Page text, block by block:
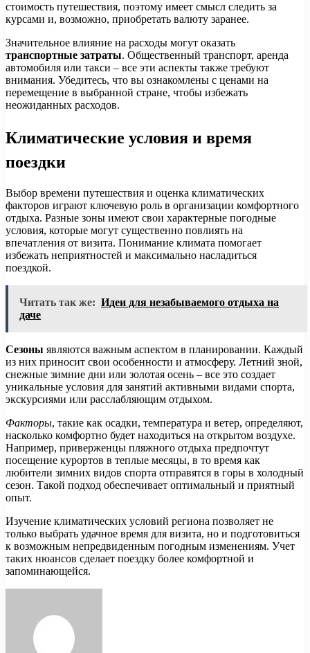
стоимость путешествия, поэтому имеет смысл следить за
курсами и, возможно, приобретать валюту заранее.
Значительное влияние на расходы могут оказать
транспортные затраты. Общественный транспорт, аренда
автомобиля или такси – все эти аспекты также требуют
внимания. Убедитесь, что вы ознакомлены с ценами на
перемещение в выбранной стране, чтобы избежать
неожиданных расходов.
Климатические условия и время
поездки
Выбор времени путешествия и оценка климатических
факторов играют ключевую роль в организации комфортного
отдыха. Разные зоны имеют свои характерные погодные
условия, которые могут существенно повлиять на
впечатления от визита. Понимание климата помогает
избежать неприятностей и максимально насладиться
поездкой.
Читать так же: Идеи для незабываемого отдыха на
даче
Сезоны являются важным аспектом в планировании. Каждый
из них приносит свои особенности и атмосферу. Летний зной,
снежные зимние дни или золотая осень – все это создает
уникальные условия для занятий активными видами спорта,
экскурсиями или расслабляющим отдыхом.
Факторы, такие как осадки, температура и ветер, определяют,
насколько комфортно будет находиться на открытом воздухе.
Например, приверженцы пляжного отдыха предпочтут
посещение курортов в теплые месяцы, в то время как
любители зимних видов спорта отправятся в горы в холодный
сезон. Такой подход обеспечивает оптимальный и приятный
опыт.
Изучение климатических условий региона позволяет не
только выбрать удачное время для визита, но и подготовиться
к возможным непредвиденным погодным изменениям. Учет
таких нюансов сделает поездку более комфортной и
запоминающейся.